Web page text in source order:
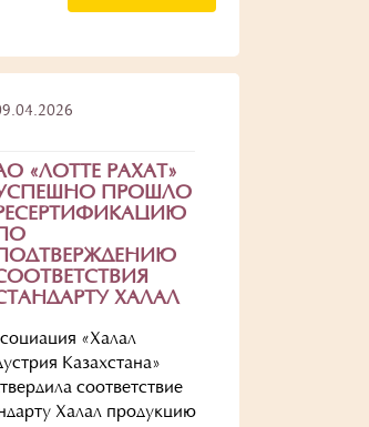
«ЛОТТЕ РАХАТ»
ПРОШЛО
ХАЛАЛ
«Халал
Казахстана»
соответствие
Халал продукцию